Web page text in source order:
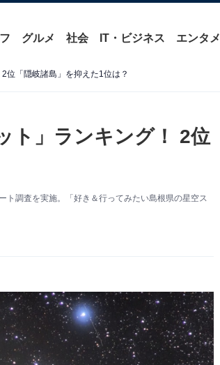
グルメ 社会 IT・ビジネス エンタメ
位「隠岐諸島」を抑えた1位は？
ト」ランキング！ 2位
調査を実施。「好き＆行ってみたい島根県の星空ス